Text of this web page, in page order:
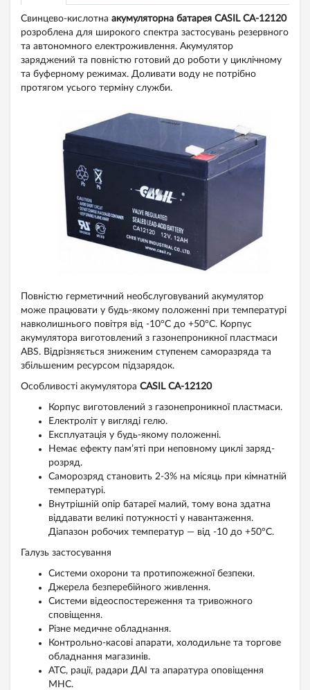
Свинцево-кислотна акумуляторна батарея CASIL CA-12120
розроблена для широкого спектра застосувань резервного
та автономного електроживлення. Акумулятор
заряджений та повністю готовий до роботи у циклічному
та буферному режимах. Доливати воду не потрібно
протягом усього терміну служби.
Повністю герметичний необслуговуваний акумулятор
може працювати у будь-якому положенні при температурі
навколишнього повітря від -10°C до +50°C. Корпус
акумулятора виготовлений з газонепроникної пластмаси
ABS. Відрізняється зниженим ступенем саморазряда та
збільшеним ресурсом підзарядок.
Особливості акумулятора CASIL CA-12120
Корпус виготовлений з газонепроникної пластмаси.
Електроліт у вигляді гелю.
Експлуатація у будь-якому положенні.
Немає ефекту пам’яті при неповному циклі заряд-
розряд.
Саморозряд становить 2-3% на місяць при кімнатній
температурі.
Внутрішній опір батареї малий, тому вона здатна
віддавати великі потужності у навантаження.
Діапазон робочих температур — від -10 до +50°C.
Галузь застосування
Системи охорони та протипожежної безпеки.
Джерела безперебійного живлення.
Системи відеоспостереження та тривожного
сповіщення.
Різне медичне обладнання.
Контрольно-касові апарати, холодильне та торгове
обладнання магазинів.
АТС, рації, радари ДАІ та апаратура оповіщення
МНС.